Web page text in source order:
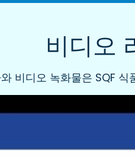
비디오
비디오 녹화물은 SQF